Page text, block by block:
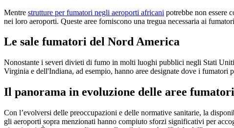
Mentre strutture per fumatori negli aeroporti africani potrebbe non essere
nei loro aeroporti. Queste aree forniscono una tregua necessaria ai
Le sale fumatori del Nord America
Nonostante i severi divieti di fumo in molti luoghi pubblici negli Stati
Virginia e dell'Indiana, ad esempio, hanno aree designate dove i fumatori
Il panorama in evoluzione delle aree
Con l’evolversi delle preoccupazioni e delle normative sanitarie, la
gli aeroporti sopra menzionati hanno compiuto sforzi significativi per